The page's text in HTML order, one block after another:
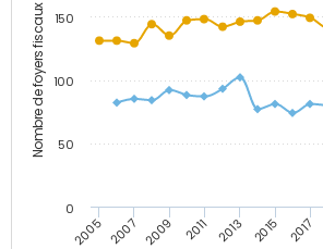
Nombre de foyers fiscaux
2005 2007 2009 2011 2013 2015 2017
0
50
100
150